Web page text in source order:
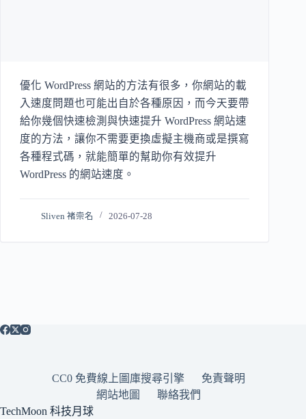
優化 WordPress 網站的方法有很多，你網站的載
入速度問題也可能出自於各種原因，而今天要帶
給你幾個快速檢測與快速提升 WordPress 網站速
度的方法，讓你不需要更換虛擬主機商或是撰寫
各種程式碼，就能簡單的幫助你有效提升
WordPress 的網站速度。
Sliven 褚崇名 2026-07-28
CC0 免費線上圖庫搜尋引擎
免責聲明
網站地圖
聯絡我們
TechMoon 科技月球